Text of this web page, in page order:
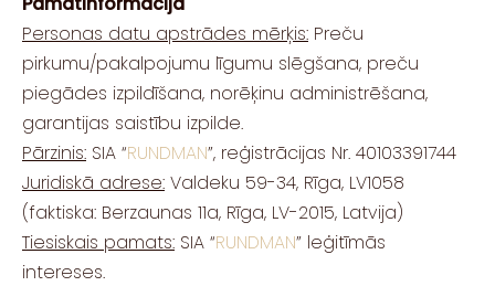
Personas datu apstrādes mērķis: Preču
pirkumu/pakalpojumu līgumu slēgšana, preču
piegādes izpildīšana, norēķinu administrēšana,
garantijas saistību izpilde.
Pārzinis: SIA “RUNDMAN”, reģistrācijas Nr. 40103391744
Juridiskā adrese: Valdeku 59-34, Rīga, LV1058
(faktiska: Berzaunas 11a, Rīga, LV-2015, Latvija)
Tiesiskais pamats: SIA “RUNDMAN” leģitīmās
intereses.